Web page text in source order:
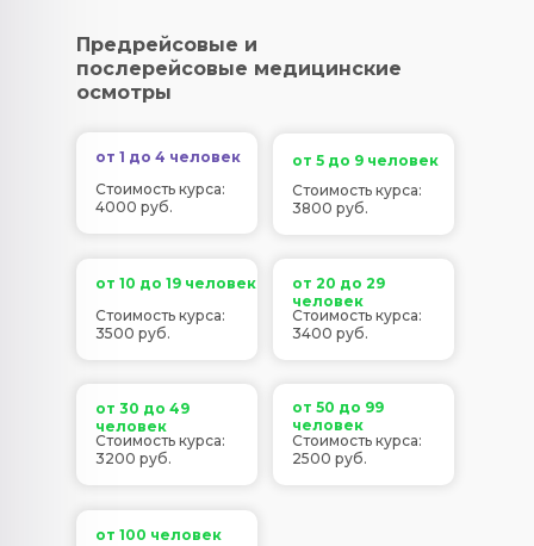
Предрейсовые и
послерейсовые медицинские
осмотры
от 1 до 4 человек
Стоимость курса:
4000 руб.
от 5 до 9 человек
от 10 до 19 человек
от 20 до 29
человек
от 30 до 49
человек
от 50 до 99
человек
от 100 человек
Стоимость курса:
3800 руб.
Стоимость курса:
3500 руб.
Стоимость курса:
3400 руб.
Стоимость курса:
3200 руб.
Стоимость курса:
2500 руб.